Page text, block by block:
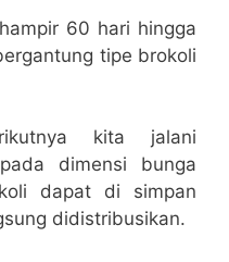
60 hari hingga
tipe brokoli
kita jalani
dimensi bunga
dapat di simpan
didistribusikan.